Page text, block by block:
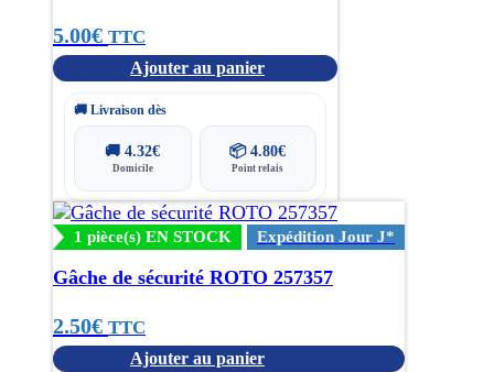
5.00€ TTC
Ajouter au panier
🚚 Livraison dès
🚚4.32€
Domicile
📦4.80€
Point relais
1 pièce(s) EN STOCK Expédition Jour J*
Gâche de sécurité ROTO 257357
2.50€ TTC
Ajouter au panier